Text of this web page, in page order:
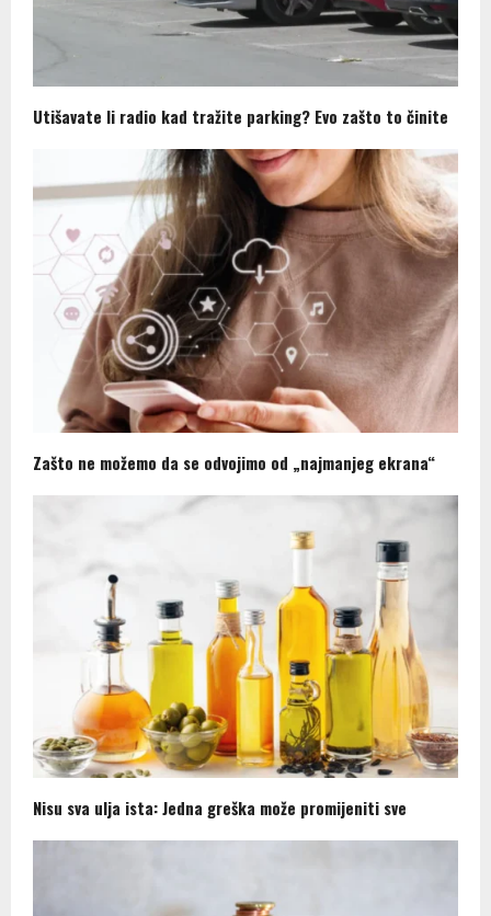
Utišavate li radio kad tražite parking? Evo zašto to činite
Zašto ne možemo da se odvojimo od „najmanjeg ekrana“
Nisu sva ulja ista: Jedna greška može promijeniti sve